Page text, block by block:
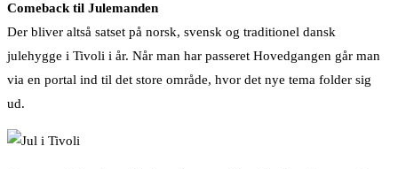
Comeback til Julemanden
Der bliver altså satset på norsk, svensk og traditionel dansk
julehygge i Tivoli i år. Når man har passeret Hovedgangen går man
via en portal ind til det store område, hvor det nye tema folder sig
ud.